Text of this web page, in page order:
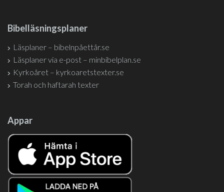
Bibelläsningsplaner
Läsplaner – bibelnpåettår.se
Läsplaner via e-post – minbibelplan.se
Kyrkoåret – kyrkoaretstexter.se
Torah och haftarah texter
Appar